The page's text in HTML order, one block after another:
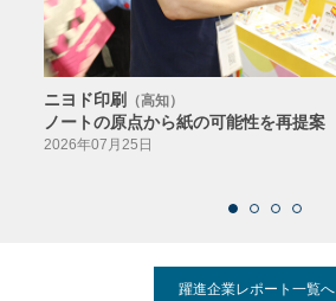
ニヨド印刷 （高知）
ノートの原点から紙の可能性を再提案
2026年07月25日
躍進企業レポート一覧へ